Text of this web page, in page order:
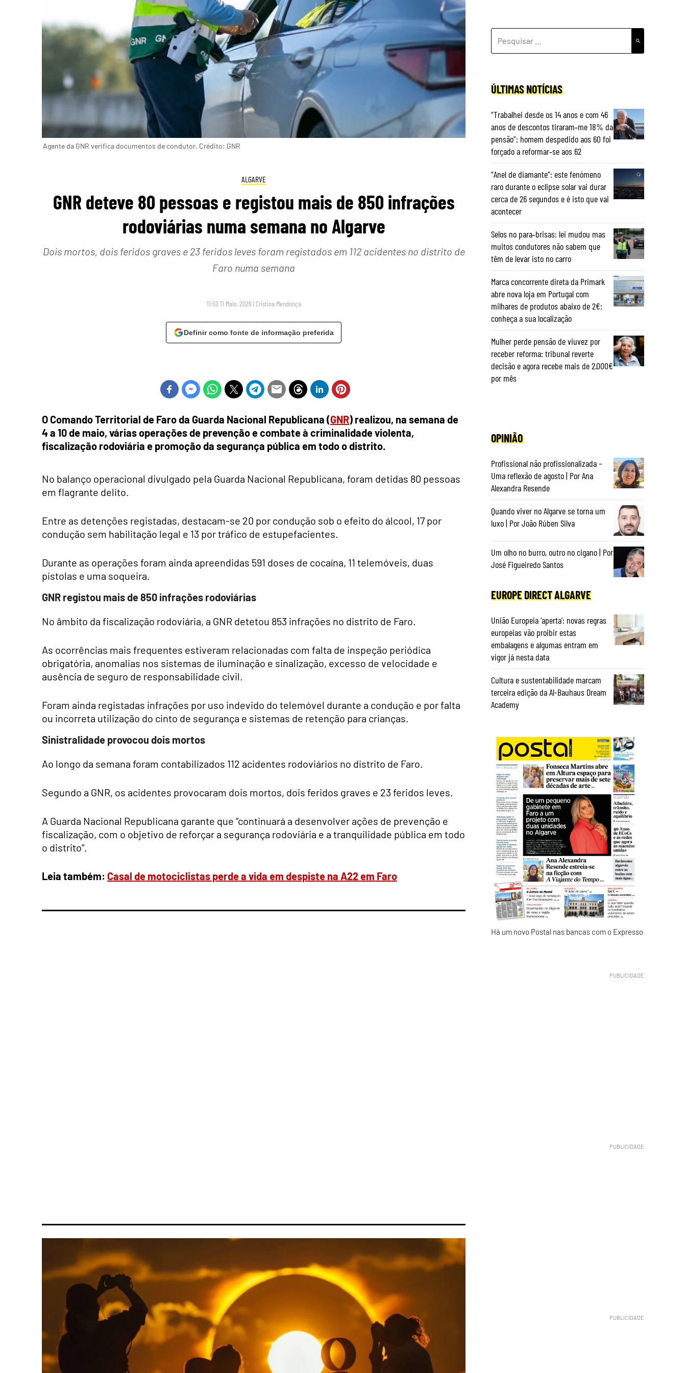
Agente da GNR verifica documentos de condutor. Crédito: GNR
ALGARVE
GNR deteve 80 pessoas e registou mais de 850 infrações
rodoviárias numa semana no Algarve
Dois mortos, dois feridos graves e 23 feridos leves foram registados em 112 acidentes no distrito de
Faro numa semana
11:50 11 Maio, 2026 | Cristina Mendonça
Definir como fonte de informação preferida
O Comando Territorial de Faro da Guarda Nacional Republicana (GNR) realizou, na semana de
4 a 10 de maio, várias operações de prevenção e combate à criminalidade violenta,
fiscalização rodoviária e promoção da segurança pública em todo o distrito.
No balanço operacional divulgado pela Guarda Nacional Republicana, foram detidas 80 pessoas
em flagrante delito.
Entre as detenções registadas, destacam-se 20 por condução sob o efeito do álcool, 17 por
condução sem habilitação legal e 13 por tráfico de estupefacientes.
Durante as operações foram ainda apreendidas 591 doses de cocaína, 11 telemóveis, duas
pistolas e uma soqueira.
GNR registou mais de 850 infrações rodoviárias
No âmbito da fiscalização rodoviária, a GNR detetou 853 infrações no distrito de Faro.
As ocorrências mais frequentes estiveram relacionadas com falta de inspeção periódica
obrigatória, anomalias nos sistemas de iluminação e sinalização, excesso de velocidade e
ausência de seguro de responsabilidade civil.
Foram ainda registadas infrações por uso indevido do telemóvel durante a condução e por falta
ou incorreta utilização do cinto de segurança e sistemas de retenção para crianças.
Sinistralidade provocou dois mortos
Ao longo da semana foram contabilizados 112 acidentes rodoviários no distrito de Faro.
Segundo a GNR, os acidentes provocaram dois mortos, dois feridos graves e 23 feridos leves.
A Guarda Nacional Republicana garante que “continuará a desenvolver ações de prevenção e
fiscalização, com o objetivo de reforçar a segurança rodoviária e a tranquilidade pública em todo
o distrito”.
Leia também: Casal de motociclistas perde a vida em despiste na A22 em Faro
POR:
ÚLTIMAS NOTÍCIAS
“Trabalhei desde os 14 anos e com 46
anos de descontos tiraram‑me 18% da
pensão”: homem despedido aos 60 foi
forçado a reformar‑se aos 62
“Anel de diamante”: este fenómeno
raro durante o eclipse solar vai durar
cerca de 26 segundos e é isto que vai
acontecer
Selos no para‑brisas: lei mudou mas
muitos condutores não sabem que
têm de levar isto no carro
Marca concorrente direta da Primark
abre nova loja em Portugal com
milhares de produtos abaixo de 2€:
conheça a sua localização
Mulher perde pensão de viuvez por
receber reforma: tribunal reverte
decisão e agora recebe mais de 2.000€
por mês
OPINIÃO
Profissional não profissionalizada –
Uma reflexão de agosto | Por Ana
Alexandra Resende
Quando viver no Algarve se torna um
luxo | Por João Rúben Silva
Um olho no burro, outro no cigano | Por
José Figueiredo Santos
EUROPE DIRECT ALGARVE
União Europeia ‘aperta’: novas regras
europeias vão proibir estas
embalagens e algumas entram em
vigor já nesta data
Cultura e sustentabilidade marcam
terceira edição da Al-Bauhaus Dream
Academy
Há um novo Postal nas bancas com o Expresso